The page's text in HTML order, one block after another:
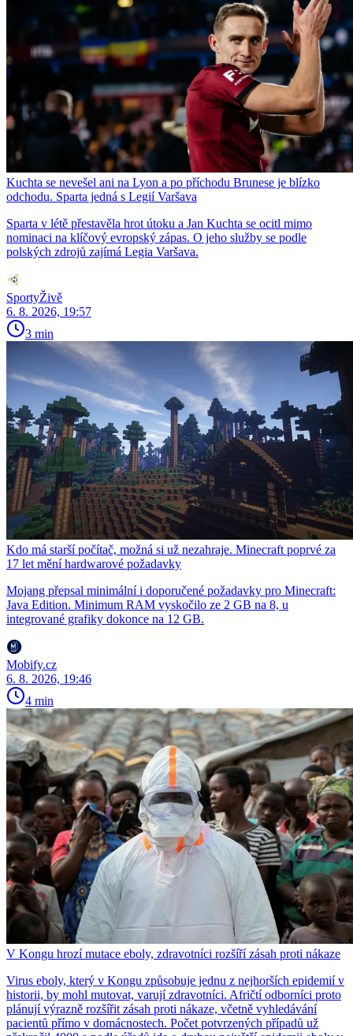
Kuchta se nevešel ani na Lyon a po příchodu Brunese je blízko
odchodu. Sparta jedná s Legií Varšava
Sparta v létě přestavěla hrot útoku a Jan Kuchta se ocitl mimo
nominaci na klíčový evropský zápas. O jeho služby se podle
polských zdrojů zajímá Legia Varšava.
SportyŽivě
6. 8. 2026, 19:57
3 min
Kdo má starší počítač, možná si už nezahraje. Minecraft poprvé za
17 let mění hardwarové požadavky
Mojang přepsal minimální i doporučené požadavky pro Minecraft:
Java Edition. Minimum RAM vyskočilo ze 2 GB na 8, u
integrované grafiky dokonce na 12 GB.
Mobify.cz
6. 8. 2026, 19:46
4 min
V Kongu hrozí mutace eboly, zdravotníci rozšíří zásah proti nákaze
Virus eboly, který v Kongu způsobuje jednu z nejhorších epidemií v
historii, by mohl mutovat, varují zdravotníci. Afričtí odborníci proto
plánují výrazně rozšířit zásah proti nákaze, včetně vyhledávání
pacientů přímo v domácnostech. Počet potvrzených případů už